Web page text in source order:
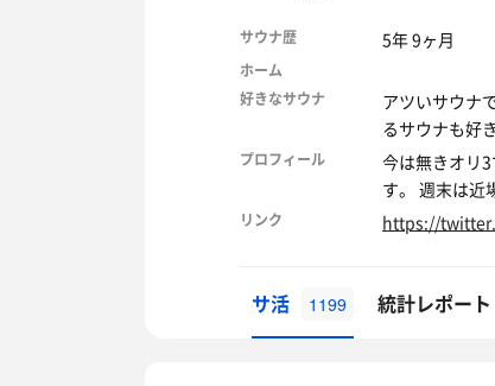
サウナ歴 5年 9ヶ月
ホーム
好きなサウナ
アツいサウナ
るサウナも好き
プロフィール
今は無きオリ
す。 週末は近
リンク https://
サ活 1199 統計レポート